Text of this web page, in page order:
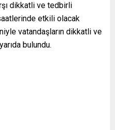
dikkatli ve tedbirli
etkili olacak
vatandaşların dikkatli ve
bulundu.